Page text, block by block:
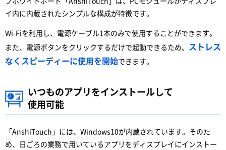
イ内に内蔵されたシンプルな構成が特徴です。
Wi-Fiを利用し、電源ケーブル1本のみで使用することができます。
また、電源ボタンをクリックするだけで起動できるため、 ストレス
なくスピーディーに使用を開始できます。
いつものアプリをインストールして
使用可能
「AnshiTouch」には、Windows10が内蔵されています。そのた
め、日ごろの業務で用いているアプリをディスプレイにインストー